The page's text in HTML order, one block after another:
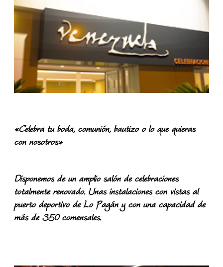
«Celebra tu boda, comunión, bautizo o lo que quieras
con nosotros»
Disponemos de un amplio salón de celebraciones
totalmente renovado. Unas instalaciones con vistas al
puerto deportivo de Lo Pagán y con una capacidad de
más de 350 comensales.